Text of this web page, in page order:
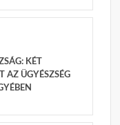
KÉT
AZ ÜGYÉSZSÉG